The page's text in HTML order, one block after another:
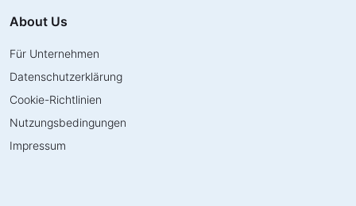
About Us
Für Unternehmen
Datenschutzerklärung
Cookie-Richtlinien
Nutzungsbedingungen
Impressum